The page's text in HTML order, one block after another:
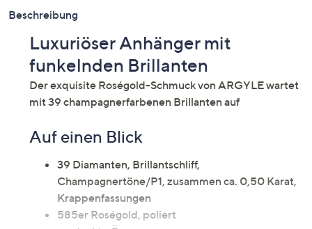
Beschreibung
Luxuriöser Anhänger mit
funkelnden Brillanten
Der exquisite Roségold-Schmuck von ARGYLE wartet
mit 39 champagnerfarbenen Brillanten auf
Auf einen Blick
39 Diamanten, Brillantschliff,
Champagnertöne/P1, zusammen ca. 0,50 Karat,
Krappenfassungen
585er Roségold, poliert